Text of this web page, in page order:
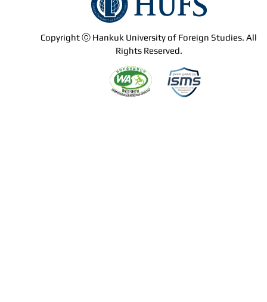
Copyright ⓒ Hankuk University of Foreign Studies. All
Rights Reserved.